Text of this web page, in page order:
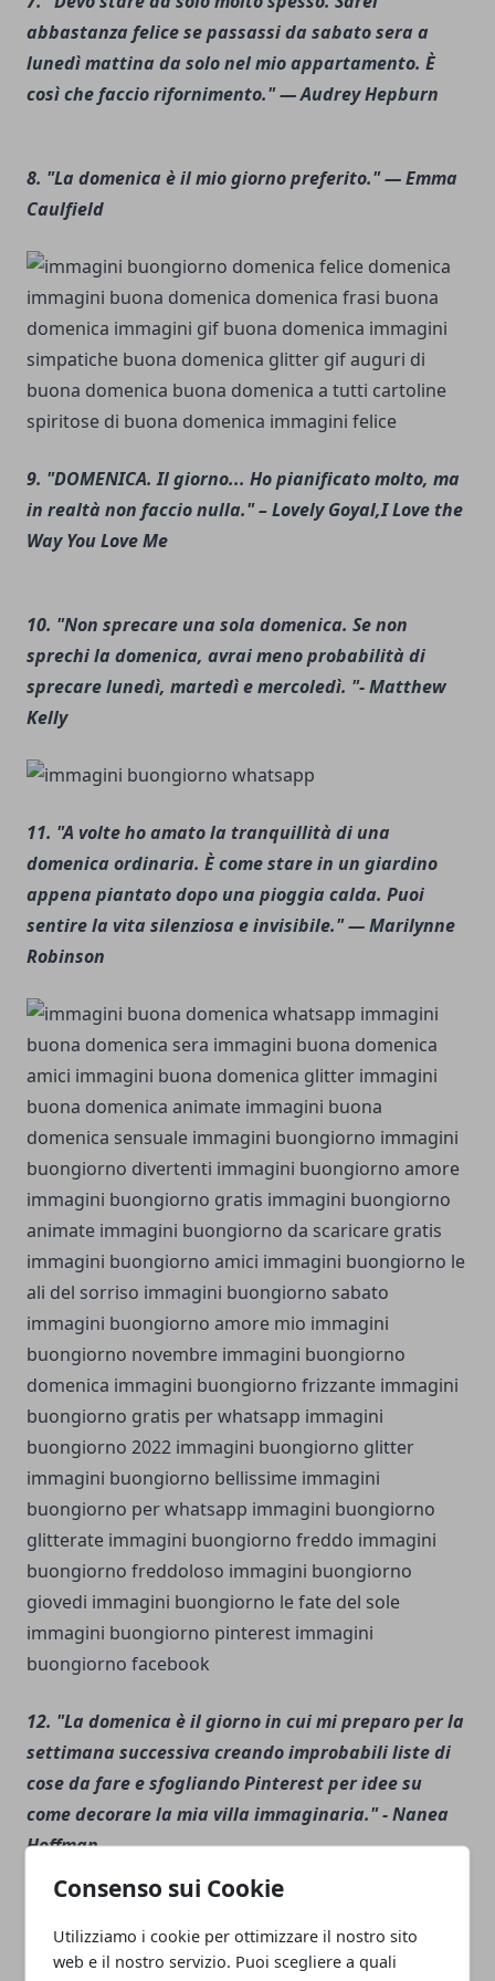
Consenso sui Cookie
Utilizziamo i cookie per ottimizzare il nostro sito
web e il nostro servizio. Puoi scegliere a quali
abbastanza felice se passassi da sabato sera a
lunedì mattina da solo nel mio appartamento. È
così che faccio rifornimento." — Audrey Hepburn
8. "La domenica è il mio giorno preferito." — Emma
Caulfield
9. "DOMENICA. Il giorno... Ho pianificato molto, ma
in realtà non faccio nulla." – Lovely Goyal,I Love the
Way You Love Me
10. "Non sprecare una sola domenica. Se non
sprechi la domenica, avrai meno probabilità di
sprecare lunedì, martedì e mercoledì. "- Matthew
Kelly
11. "A volte ho amato la tranquillità di una
domenica ordinaria. È come stare in un giardino
appena piantato dopo una pioggia calda. Puoi
sentire la vita silenziosa e invisibile." — Marilynne
Robinson
12. "La domenica è il giorno in cui mi preparo per la
settimana successiva creando improbabili liste di
cose da fare e sfogliando Pinterest per idee su
come decorare la mia villa immaginaria." - Nanea
Hoffman
13. "Non è che passiamo cinque giorni aspettando
con ansia solo due. È che la maggior parte delle